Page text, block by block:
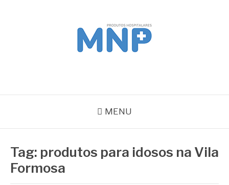
MENU
Tag: produtos para idosos na Vila
Formosa